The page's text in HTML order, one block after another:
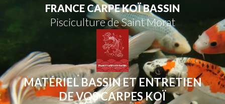
FRANCE CARPE KOÏ BASSIN
Pisciculture de Saint Morat
MATÉRIEL BASSIN ET ENTRETIEN
DE VOS CARPES KOÏ